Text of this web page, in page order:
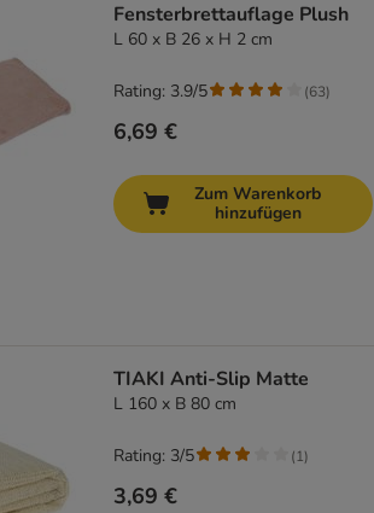
Fensterbrettauflage Plush
L 60 x B 26 x H 2 cm
6,69 €
Rating: 3.9/5 (63)
Zum Warenkorb
hinzufügen
TIAKI Anti-Slip Matte
L 160 x B 80 cm
3,69 €
Rating: 3/5 (1)